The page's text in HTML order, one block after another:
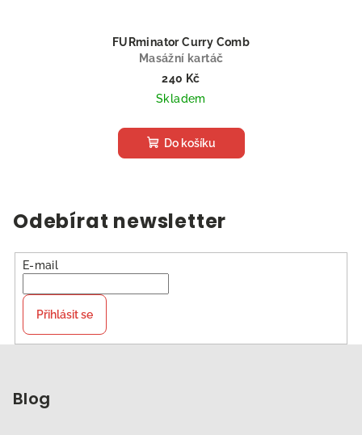
FURminator Curry Comb
Masážní kartáč
240 Kč
Skladem
Do košíku
Odebírat newsletter
E-mail
Přihlásit se
Blog